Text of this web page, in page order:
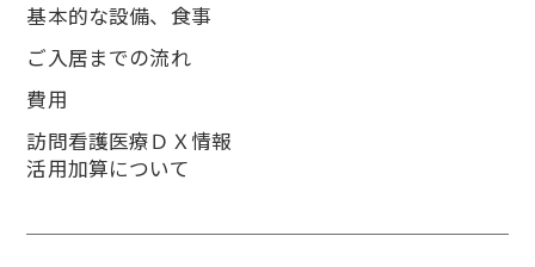
基本的な設備、食事
ご入居までの流れ
費用
訪問看護医療ＤＸ情報
活用加算について